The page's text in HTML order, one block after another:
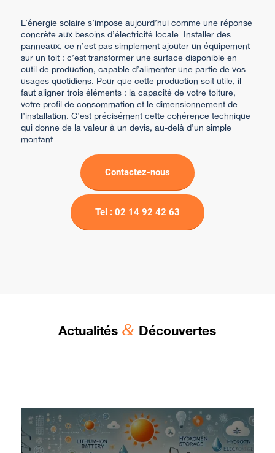
L’énergie solaire s’impose aujourd’hui comme une réponse
concrète aux besoins d’électricité locale. Installer des
panneaux, ce n’est pas simplement ajouter un équipement
sur un toit : c’est transformer une surface disponible en
outil de production, capable d’alimenter une partie de vos
usages quotidiens. Pour que cette production soit utile, il
faut aligner trois éléments : la capacité de votre toiture,
votre profil de consommation et le dimensionnement de
l’installation. C’est précisément cette cohérence technique
qui donne de la valeur à un devis, au-delà d’un simple
montant.
Contactez-nous
Tel : 02 14 92 42 63
Actualités & Découvertes